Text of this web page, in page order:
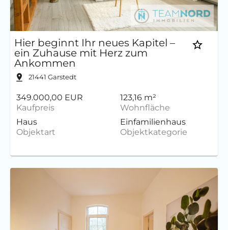
Hier beginnt Ihr neues Kapitel –
ein Zuhause mit Herz zum
Ankommen
21441 Garstedt
349.000,00 EUR
Kaufpreis
123,16 m²
Wohnfläche
Haus
Objektart
Einfamilienhaus
Objektkategorie